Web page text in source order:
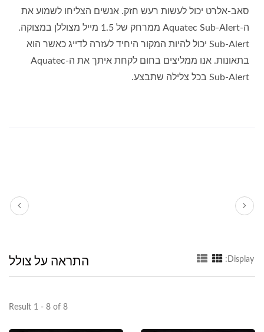
סאב-אלרט יכול לעשות רעש חזק. אנשים הצליחו לשמוע את
ה-Aquatec Sub-Alert ממרחק של 1.5 מייל מצוללן במצוקה.
Sub-Alert יכול להיות המקור היחיד לעזרה לדייג כאשר הוא
בתאונות. אנו ממליצים בחום לקחת איתך את ה-Aquatec
Sub-Alert בכל צלילה שתבצע.
התראה על צולל Display:
Result 1 - 8 of 8